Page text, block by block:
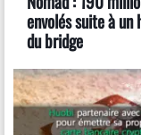
envolés suite à un
du bridge